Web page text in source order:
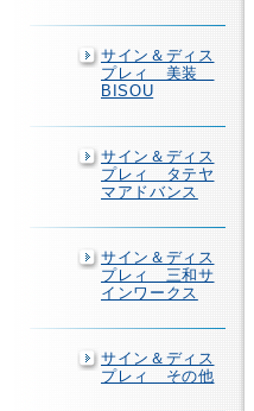
サイン＆ディス
プレィ 美装
BISOU
サイン＆ディス
プレィ タテヤ
マアドバンス
サイン＆ディス
プレィ 三和サ
インワークス
サイン＆ディス
プレィ その他